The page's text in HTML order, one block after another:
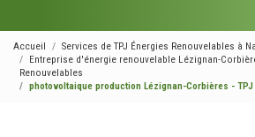
Accueil
Services de TPJ Énergies Renouvelables à
Entreprise d'énergie renouvelable Lézignan-
Renouvelables
photovoltaique production Lézignan-Corbières -